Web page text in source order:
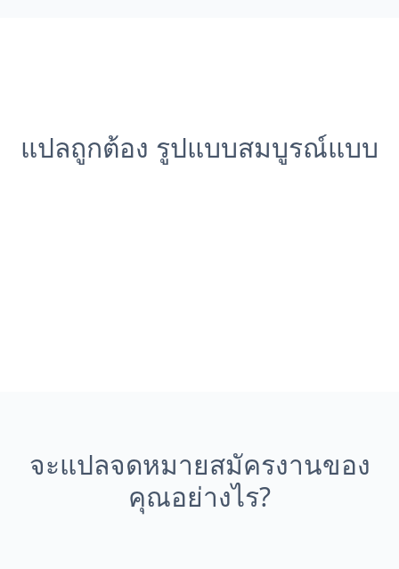
แปลถูกต้อง รูปแบบสมบูรณ์แบบ
จะแปลจดหมายสมัครงานของ
คุณอย่างไร?